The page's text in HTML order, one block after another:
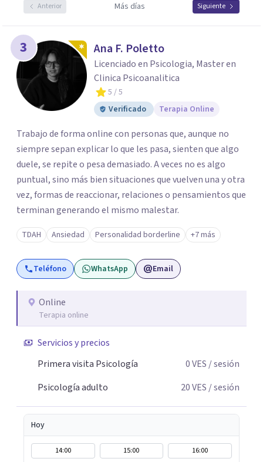
Anterior Más días Siguiente
3 Ana F. Poletto
Licenciado en Psicologia, Master en
Clinica Psicoanalitica
5 / 5
Verificado
Terapia Online
Trabajo de forma online con personas que, aunque no
siempre sepan explicar lo que les pasa, sienten que algo
duele, se repite o pesa demasiado. A veces no es algo
puntual, sino más bien situaciones que vuelven una y otra
vez, formas de reaccionar, relaciones o pensamientos que
terminan generando el mismo malestar.
TDAH Ansiedad Personalidad borderline +7 más
Teléfono WhatsApp Email
Online
Terapia online
Servicios y precios
Primera visita Psicología
0VES / sesión
Psicología adulto
20VES / sesión
Hoy
14:00 15:00
16:00